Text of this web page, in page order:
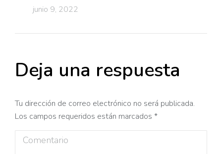
junio 9, 2022
Deja una respuesta
Tu dirección de correo electrónico no será publicada.
Los campos requeridos están marcados *
Comentario